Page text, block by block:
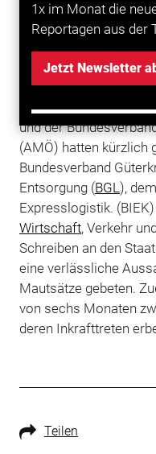
1x im Monat die
Reportagen aus der
Jetzt Newsletter
Juli auf Basis der
und
mündliche Zusage zu
Der Deutsche
und der
(AMÖ) hatten kürzlich
Bundesverband
Entsorgung (BGL ),
Expresslogistik.
Wirtschaft, Verkehr
Schreiben an den
eine verlässliche
Mautsätze gebeten.
von sechs Monaten
deren Inkrafttreten
Teilen